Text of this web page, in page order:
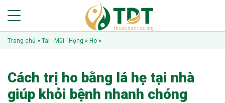
Trang chủ » Tai - Mũi - Họng » Ho »
Cách trị ho bằng lá hẹ tại nhà
giúp khỏi bệnh nhanh chóng